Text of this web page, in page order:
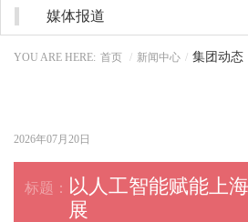
新闻中心
信息公开
客户服务
媒体报道
YOU ARE HERE: 首页 / 新闻中心 / 集团动态
2026年07月20日
以人工智能赋能上
展